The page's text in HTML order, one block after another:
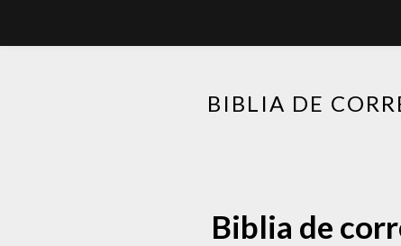
BIBLIA DE
Biblia de